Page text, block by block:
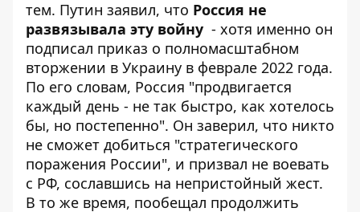
тем. Путин заявил, что Россия не
развязывала эту войну - хотя именно он
подписал приказ о полномасштабном
вторжении в Украину в феврале 2022 года.
По его словам, Россия "продвигается
каждый день - не так быстро, как хотелось
бы, но постепенно". Он заверил, что никто
не сможет добиться "стратегического
поражения России", и призвал не воевать
с РФ, сославшись на непристойный жест.
В то же время, пообещал продолжить